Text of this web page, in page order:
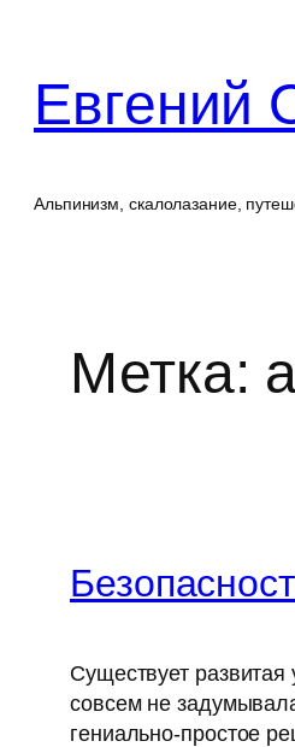
содержимому
Евгений
Альпинизм, скалолазание,
Метка:
Существует
совсем не
гениально-простое